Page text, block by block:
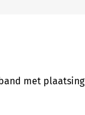
met plaatsing